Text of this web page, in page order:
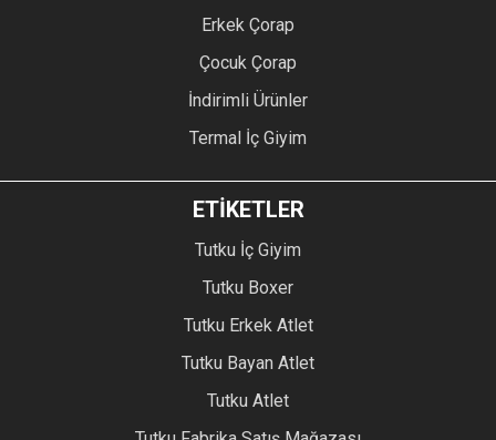
Erkek Çorap
Çocuk Çorap
İndirimli Ürünler
Termal İç Giyim
ETİKETLER
Tutku İç Giyim
Tutku Boxer
Tutku Erkek Atlet
Tutku Bayan Atlet
Tutku Atlet